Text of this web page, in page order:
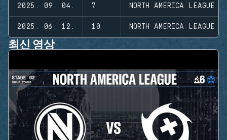
2025. 09. 04. 7 NORTH AMERICA LEAGUE
2025. 06. 12. 10 NORTH AMERICA LEAGUE
최신 영상